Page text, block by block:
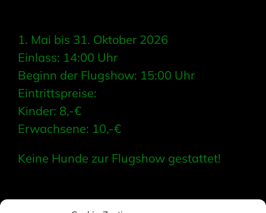
1. Mai bis 31. Oktober 2026
Einlass: 14:00 Uhr
Beginn der Flugshow: 15:00 Uhr
Eintrittspreise:
Kinder: 8,-€
Erwachsene: 10,-€
Keine Hunde zur Flugshow gestattet!